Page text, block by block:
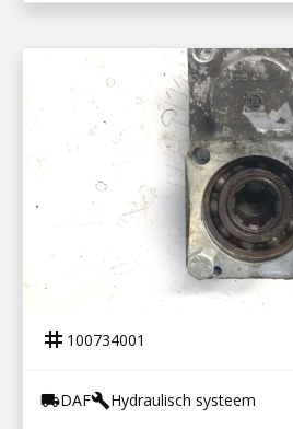
100734001
PTO ZF 16S181
tag 100734001
local_shippingDAFbuildHydraulisch systeem